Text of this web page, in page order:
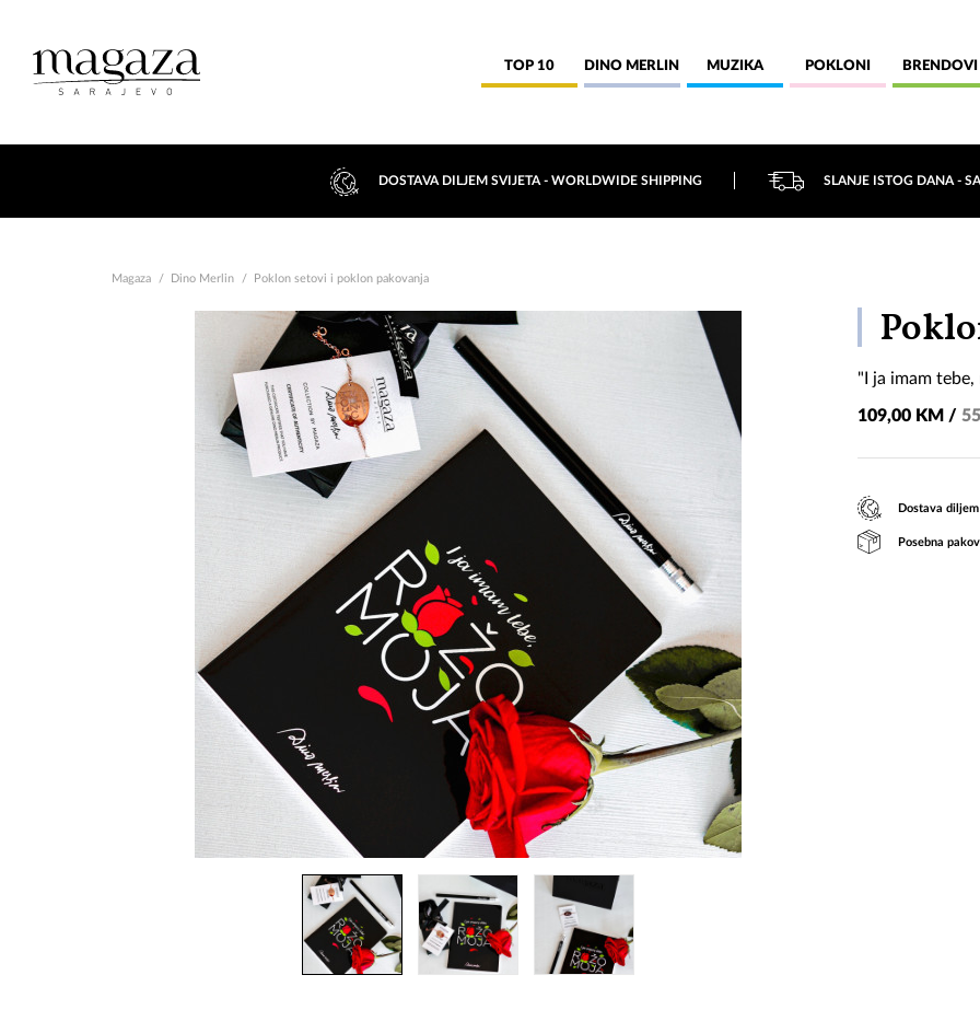
TOP 10 DINO MERLIN MUZIKA POKLONI BRENDOVI
DOSTAVA DILJEM SVIJETA - WORLDWIDE SHIPPING SLANJE ISTOG DANA -
Magaza Dino Merlin Poklon setovi i poklon pakovanja
"I ja imam tebe,
109,00 KM /
Dostava
Posebna